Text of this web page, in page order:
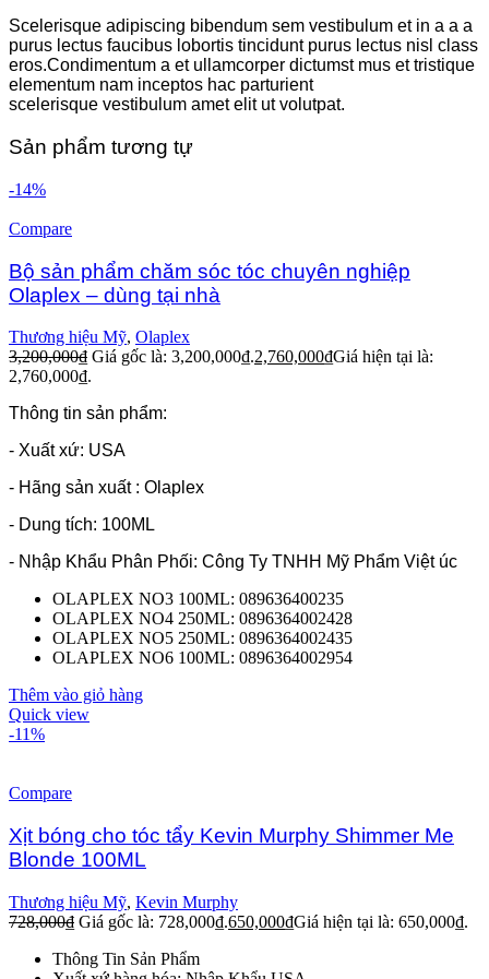
Scelerisque adipiscing bibendum sem vestibulum et in a a a
purus lectus faucibus lobortis tincidunt purus lectus nisl class
eros.Condimentum a et ullamcorper dictumst mus et tristique
elementum nam inceptos hac parturient
scelerisque vestibulum amet elit ut volutpat.
Sản phẩm tương tự
-14%
Compare
Bộ sản phẩm chăm sóc tóc chuyên nghiệp
Olaplex – dùng tại nhà
Thương hiệu Mỹ, Olaplex
3,200,000₫ Giá gốc là: 3,200,000₫.2,760,000₫Giá hiện tại là:
2,760,000₫.
Thông tin sản phẩm:
- Xuất xứ: USA
- Hãng sản xuất : Olaplex
- Dung tích: 100ML
- Nhập Khẩu Phân Phối: Công Ty TNHH Mỹ Phẩm Việt úc
OLAPLEX NO3 100ML: 089636400235
OLAPLEX NO4 250ML: 0896364002428
OLAPLEX NO5 250ML: 0896364002435
OLAPLEX NO6 100ML: 0896364002954
Thêm vào giỏ hàng
Quick view
-11%
Compare
Xịt bóng cho tóc tẩy Kevin Murphy Shimmer Me
Blonde 100ML
Thương hiệu Mỹ, Kevin Murphy
728,000₫ Giá gốc là: 728,000₫.650,000₫Giá hiện tại là: 650,000₫.
Thông Tin Sản Phẩm